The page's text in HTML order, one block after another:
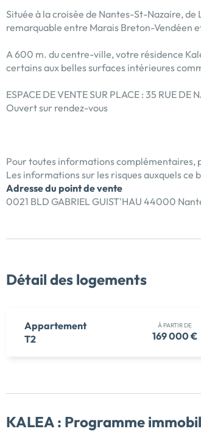
Située à la croisée de Nantes-St-Nazaire,
remarquable entre Marais Breton-Vendéen
A 600 m. du centre-ville, votre résidence
certains aux belles surfaces intérieures
ESPACE DE VENTE SUR PLACE : 35 RUE DE
Ouvert sur rendez-vous
Pour toutes informations complémentaires,
Les informations sur les risques auxquels ce
Adresse du point de vente
0021 BLD GABRIEL GUIST'HAU 44000
Détail des logements
Appartement
T2
À PARTIR DE
169 000 €
KALEA : Programme